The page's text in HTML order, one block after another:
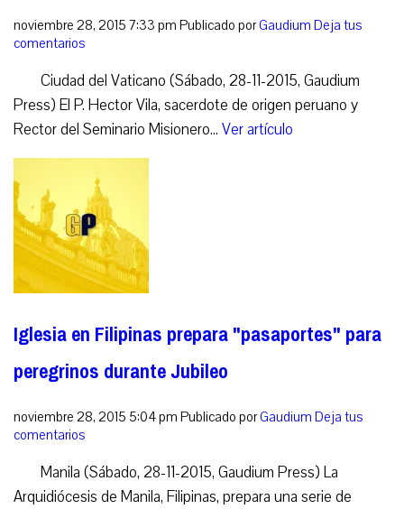
noviembre 28, 2015 7:33 pm Publicado porGaudium Deja tus
comentarios
Ciudad del Vaticano (Sábado, 28-11-2015, Gaudium
Press) El P. Hector Vila, sacerdote de origen peruano y
Rector del Seminario Misionero... Ver artículo
Iglesia en Filipinas prepara "pasaportes" para
peregrinos durante Jubileo
noviembre 28, 2015 5:04 pm Publicado porGaudium Deja tus
comentarios
Manila (Sábado, 28-11-2015, Gaudium Press) La
Arquidiócesis de Manila, Filipinas, prepara una serie de